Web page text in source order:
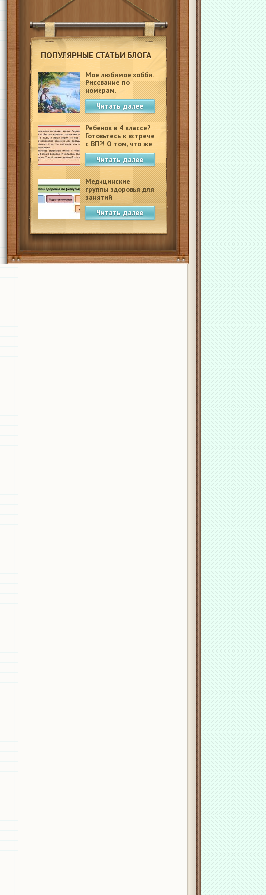
ПОПУЛЯРНЫЕ СТАТЬИ БЛОГА
Мое любимое хобби.
Рисование по
номерам.
Читать далее
Ребенок в 4 классе?
Готовьтесь к встрече
с ВПР! О том, что же
это такое.
Читать далее
Медицинские
группы здоровья для
занятий
физкультурой в
школеЧитать далее